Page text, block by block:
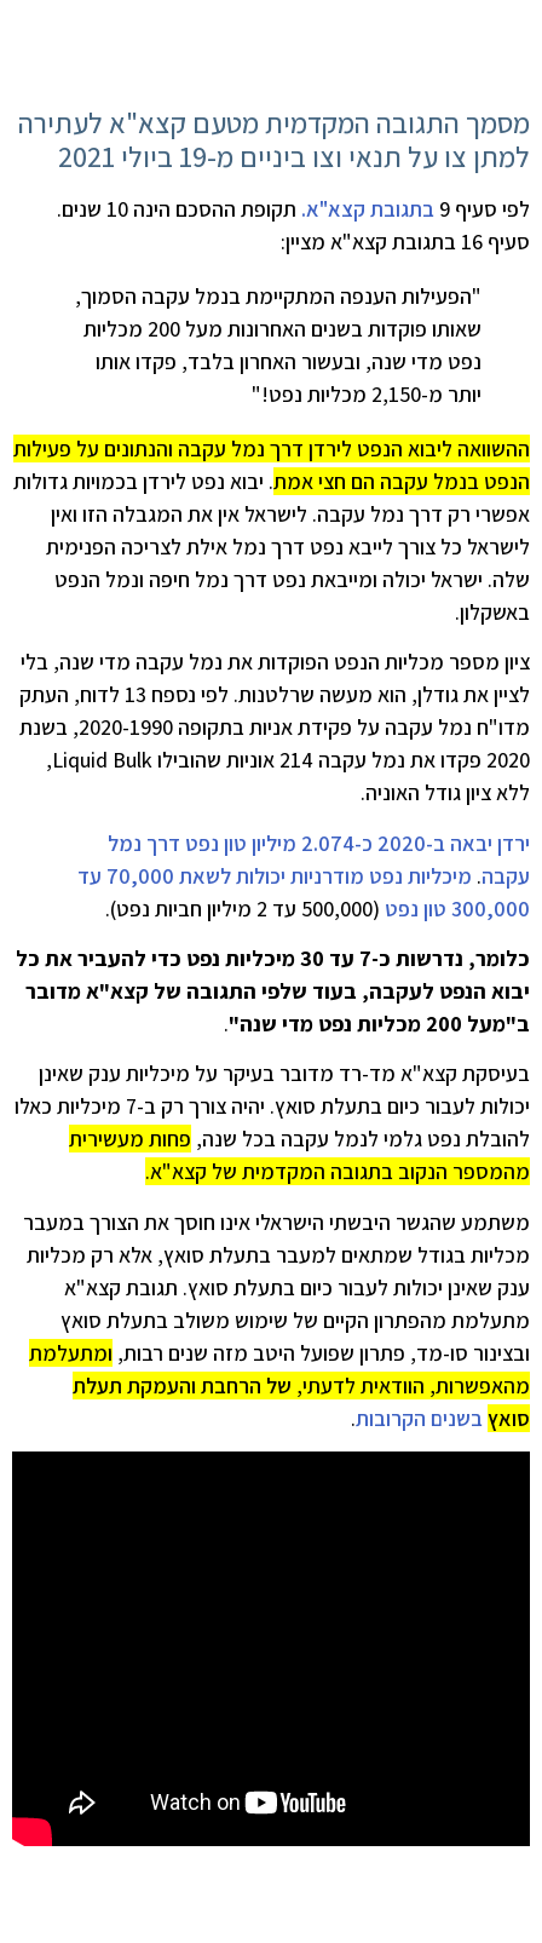
מסמך התגובה המקדמית מטעם קצא"א לעתירה
למתן צו על תנאי וצו ביניים מ-19 ביולי 2021
לפי סעיף 9 בתגובת קצא"א. תקופת ההסכם הינה 10 שנים.
סעיף 16 בתגובת קצא"א מציין:
"הפעילות הענפה המתקיימת בנמל עקבה הסמוך,
שאותו פוקדות בשנים האחרונות מעל 200 מכליות
נפט מדי שנה, ובעשור האחרון בלבד, פקדו אותו
יותר מ-2,150 מכליות נפט!"
ההשוואה ליבוא הנפט לירדן דרך נמל עקבה והנתונים על פעילות
הנפט בנמל עקבה הם חצי אמת. יבוא נפט לירדן בכמויות גדולות
אפשרי רק דרך נמל עקבה. לישראל אין את המגבלה הזו ואין
לישראל כל צורך לייבא נפט דרך נמל אילת לצריכה הפנימית
שלה. ישראל יכולה ומייבאת נפט דרך נמל חיפה ונמל הנפט
באשקלון.
ציון מספר מכליות הנפט הפוקדות את נמל עקבה מדי שנה, בלי
לציין את גודלן, הוא מעשה שרלטנות. לפי נספח 13 לדוח, העתק
מדו"ח נמל עקבה על פקידת אניות בתקופה 2020-1990, בשנת
2020 פקדו את נמל עקבה 214 אוניות שהובילו Liquid Bulk,
ללא ציון גודל האוניה.
ירדן יבאה ב-2020 כ-2.074 מיליון טון נפט דרך נמל
עקבה.
מיכליות נפט מודרניות יכולות לשאת 70,000 עד
300,000 טון נפט
(500,000 עד 2 מיליון חביות נפט).
כלומר, נדרשות כ-7 עד 30 מיכליות נפט כדי להעביר את כל
יבוא הנפט לעקבה, בעוד שלפי התגובה של קצא"א מדובר
ב"מעל 200 מכליות נפט מדי שנה"
.
בעיסקת קצא"א מד-רד מדובר בעיקר על מיכליות ענק שאינן
יכולות לעבור כיום בתעלת סואץ. יהיה צורך רק ב-7 מיכליות כאלו
להובלת נפט גלמי לנמל עקבה בכל שנה, פחות מעשירית
מהמספר הנקוב בתגובה המקדמית של קצא"א.
משתמע שהגשר היבשתי הישראלי אינו חוסך את הצורך במעבר
מכליות בגודל שמתאים למעבר בתעלת סואץ, אלא רק מכליות
ענק שאינן יכולות לעבור כיום בתעלת סואץ. תגובת קצא"א
מתעלמת מהפתרון הקיים של שימוש משולב בתעלת סואץ
ובצינור סו-מד, פתרון שפועל היטב מזה שנים רבות, ומתעלמת
מהאפשרות, הוודאית לדעתי, של הרחבת והעמקת תעלת
סואץבשנים הקרובות.